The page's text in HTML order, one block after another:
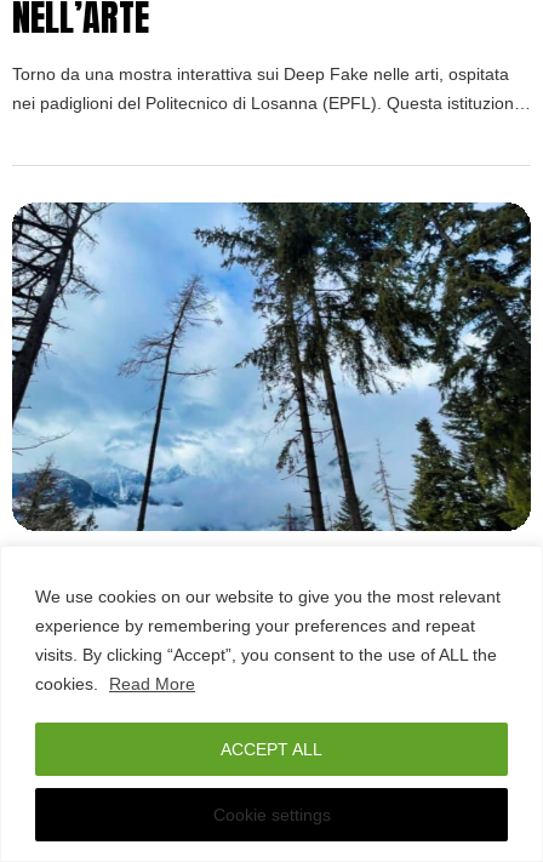
We use cookies on our website to give you the most relevant
experience by remembering your preferences and repeat
visits. By clicking “Accept”, you consent to the use of ALL the
cookies.
Read More
Cookie settings
ACCEPT ALL
NELL’ARTE
Torno da una mostra interattiva sui Deep Fake nelle arti, ospitata
nei padiglioni del Politecnico di Losanna (EPFL). Questa istituzione
riconoscimento dei deepfake “umani”, è un’eccellenza mondiale nel
futuro della tecnologia nell’arte. Il tema […]
INNOVARE IL CINEMA MODERNO
In una pausa dal lavoro sulle montagne svizzere, sotto il cielo grigio
che vede nelle sale vuote (e no, il Covid c’entra solo in parte).
Quello che vede le serie funzionare più dei lungometraggi.